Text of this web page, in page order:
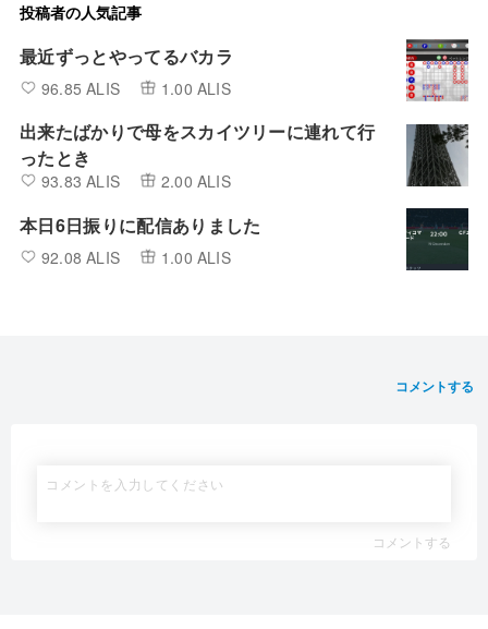
投稿者の人気記事
最近ずっとやってるバカラ
96.85 ALIS 1.00 ALIS
出来たばかりで母をスカイツリーに連れて行
ったとき
93.83 ALIS 2.00 ALIS
本日6日振りに配信ありました
92.08 ALIS 1.00 ALIS
コメントする
コメントする